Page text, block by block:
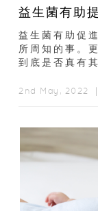
益生菌有助
益生菌有助促
所周知的事。
到底是否真有
2nd May, 2022